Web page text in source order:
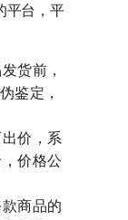
平台，平
货前，
鉴定，
出价，系
价格公
款商品的